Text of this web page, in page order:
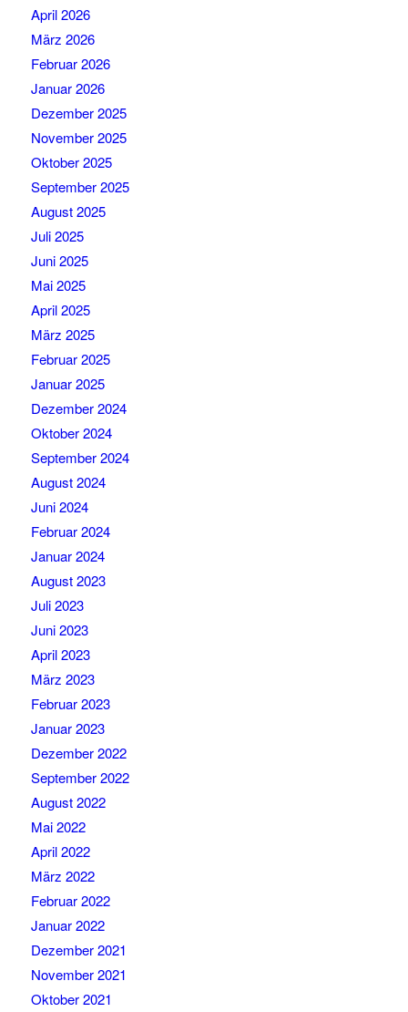
April 2026
März 2026
Februar 2026
Januar 2026
Dezember 2025
November 2025
Oktober 2025
September 2025
August 2025
Juli 2025
Juni 2025
Mai 2025
April 2025
März 2025
Februar 2025
Januar 2025
Dezember 2024
Oktober 2024
September 2024
August 2024
Juni 2024
Februar 2024
Januar 2024
August 2023
Juli 2023
Juni 2023
April 2023
März 2023
Februar 2023
Januar 2023
Dezember 2022
September 2022
August 2022
Mai 2022
April 2022
März 2022
Februar 2022
Januar 2022
Dezember 2021
November 2021
Oktober 2021